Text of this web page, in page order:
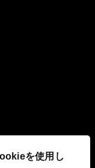
を使用し